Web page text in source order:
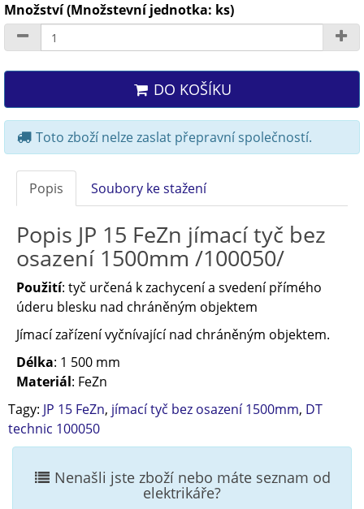
Množství (Množstevní jednotka: ks)
DO KOŠÍKU
Toto zboží nelze zaslat přepravní společností.
Popis Soubory ke stažení
Popis JP 15 FeZn jímací tyč bez
osazení 1500mm /100050/
Použití: tyč určená k zachycení a svedení přímého
úderu blesku nad chráněným objektem
Jímací zařízení vyčnívající nad chráněným objektem.
Délka: 1 500 mm
Materiál: FeZn
Tagy: JP 15 FeZn, jímací tyč bez osazení 1500mm, DT
technic 100050
Nenašli jste zboží nebo máte seznam od
elektrikáře?